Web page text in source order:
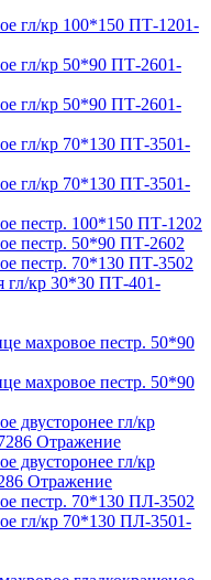
гл/кр 100*150 ПТ-1201-
гл/кр 50*90 ПТ-2601-
гл/кр 50*90 ПТ-2601-
гл/кр 70*130 ПТ-3501-
гл/кр 70*130 ПТ-3501-
пестр. 100*150 ПТ-1202
пестр. 50*90 ПТ-2602
пестр. 70*130 ПТ-3502
гл/кр 30*30 ПТ-401-
махровое пестр. 50*90
махровое пестр. 50*90
двусторонее гл/кр
Отражение
двусторонее гл/кр
Отражение
пестр. 70*130 ПЛ-3502
гл/кр 70*130 ПЛ-3501-